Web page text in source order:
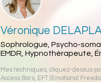
Véronique
Sophrologue, Psycho-
EMDR, Hypnothérapeute,
Mes techniques, cliquez-dessus
Access Bars, EFT (Emotional